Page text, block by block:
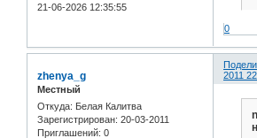
21-06-2026 12:35:55
0
2011
zhenya_g
Местный
Откуда: Белая Калитва
Зарегистрирован: 20-03-2011
Приглашений: 0